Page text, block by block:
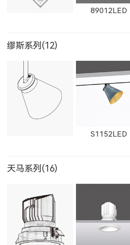
W1767LED
金牛座
狮子座 处女座
W1861LED 1862LED
W11162LED-S
89012LED
29012LED 89014LED
8906LED
缪斯系列(12)
S1152LED
S1151LED 21151LED
天马系列(16)